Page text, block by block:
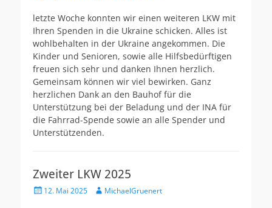
letzte Woche konnten wir einen weiteren LKW mit
Ihren Spenden in die Ukraine schicken. Alles ist
wohlbehalten in der Ukraine angekommen. Die
Kinder und Senioren, sowie alle Hilfsbedürftigen
freuen sich sehr und danken Ihnen herzlich.
Gemeinsam können wir viel bewirken. Ganz
herzlichen Dank an den Bauhof für die
Unterstützung bei der Beladung und der INA für
die Fahrrad-Spende sowie an alle Spender und
Unterstützenden.
Zweiter LKW 2025
Veröffentlicht
12. Mai 2025 AutorMichaelGruenert